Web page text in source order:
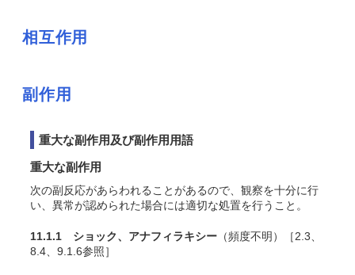
相互作用
副作用
重大な副作用及び副作用用語
重大な副作用
次の副反応があらわれることがあるので、観察を十分に行
い、異常が認められた場合には適切な処置を行うこと。
11.1.1 ショック、アナフィラキシー （頻度不明）［2.3、
8.4、9.1.6参照］